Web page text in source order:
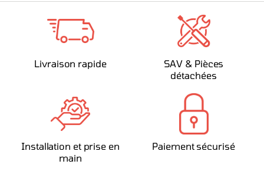
Livraison rapide
SAV & Pièces
détachées
Installation et prise en
main
Paiement sécurisé